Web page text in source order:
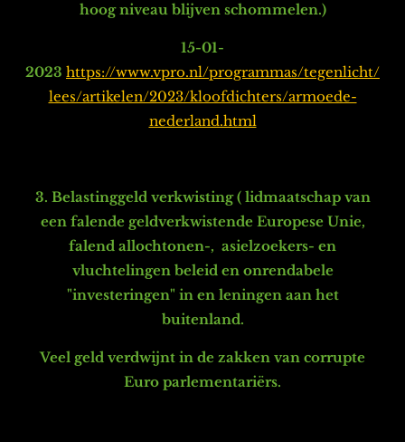
hoog niveau blijven schommelen.)
15-01-
2023 https://www.vpro.nl/programmas/tegenlicht/
lees/artikelen/2023/kloofdichters/armoede-
nederland.html
3. Belastinggeld verkwisting ( lidmaatschap van
een falende geldverkwistende Europese Unie,
falend allochtonen-, asielzoekers- en
vluchtelingen beleid en onrendabele
"investeringen" in en leningen aan het
buitenland.
Veel geld verdwijnt in de zakken van corrupte
Euro parlementariërs.